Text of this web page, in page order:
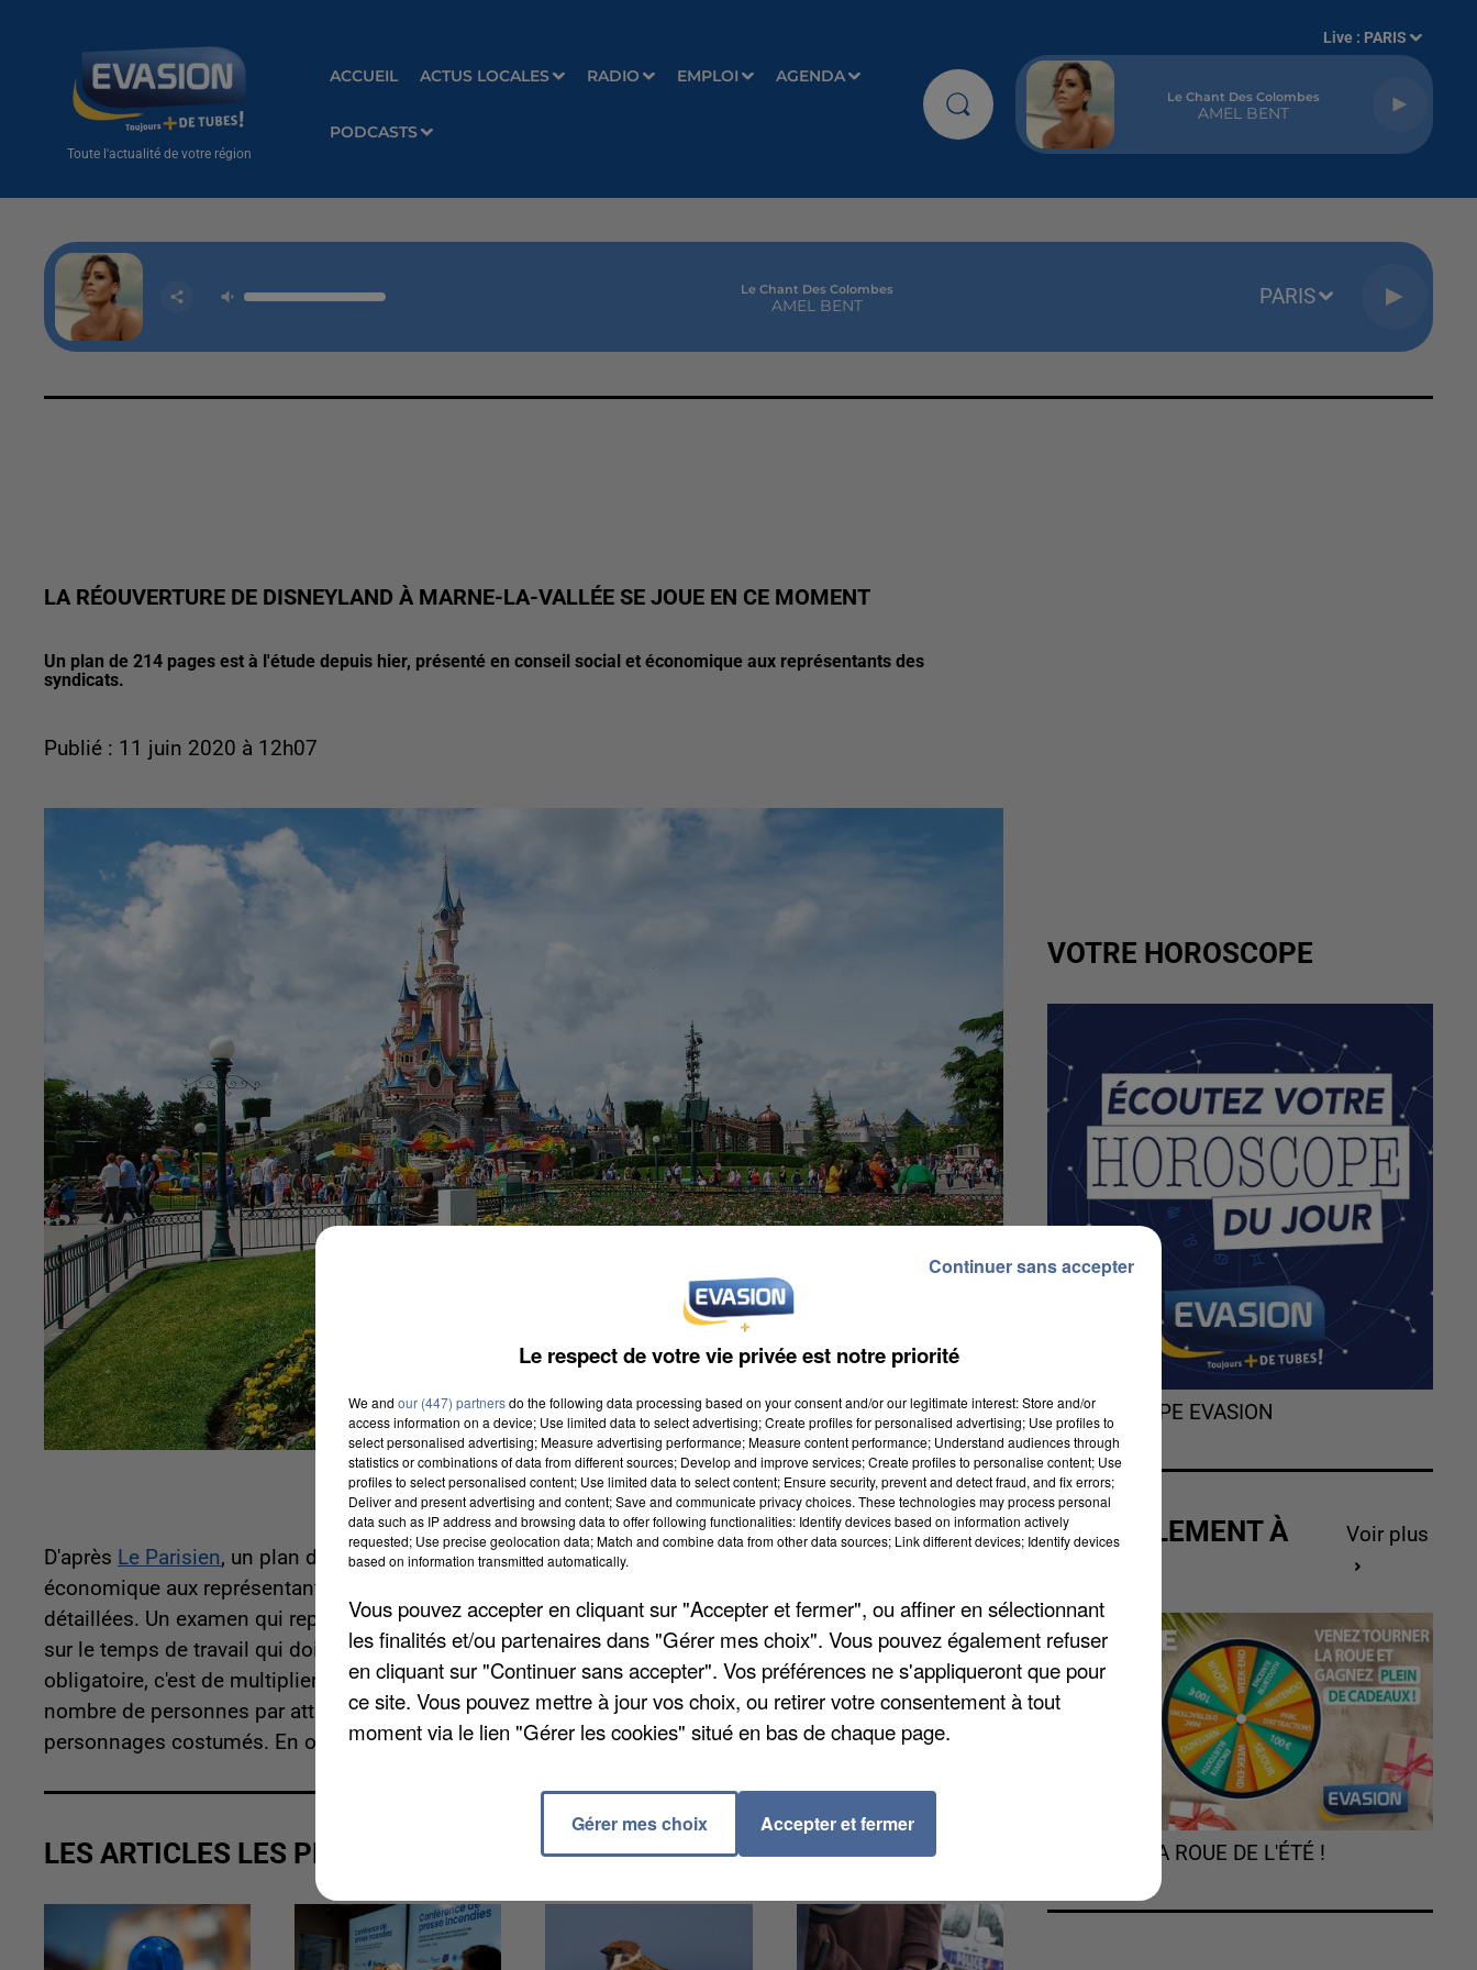
Toute l'actualité de votre région
ACCUEIL ACTUS LOCALES RADIO EMPLOI AGENDA
PODCASTS
Live : PARIS
Le Chant Des Colombes
AMEL BENT
Le Chant Des Colombes
AMEL BENT PARIS
LA RÉOUVERTURE DE DISNEYLAND À MARNE-LA-VALLÉE SE JOUE EN CE MOMENT
Un plan de 214 pages est à l'étude depuis hier, présenté en conseil social et économique aux représentants des
syndicats.
Publié : 11 juin 2020 à 12h07
D'après Le Parisien, un plan de 214 pages est à l'étude depuis hier, présenté en conseil social et
économique aux représentants des syndicats. Les mesures envisagées par la direction y sont
détaillées. Un examen qui reprendra et s'achèvera demain alors qu'aujourd'hui ce sont les négociations
sur le temps de travail qui doivent prendre fin. Ce qui est proposé, en plus du port du masque
obligatoire, c'est de multiplier les contrôles aux entrées et d'intensifier le nettoyage, de limiter le
nombre de personnes par attraction, d'annuler les shows extérieurs ainsi que les rencontres avec des
personnages costumés. En outre, la vente de billets se ferait uniquement sur Internet.
LES ARTICLES LES PLUS VUS
VOTRE HOROSCOPE
L'HOROSCOPE EVASION
ACTUELLEMENT À
Voir plus
TOURNEZ LA ROUE DE L'ÉTÉ !
Le respect de votre vie privée est notre priorité
We and our (447) partnersdo the following data processing based on your consent and/or our legitimate interest: Store and/or
access information on a device; Use limited data to select advertising; Create profiles for personalised advertising; Use profiles to
select personalised advertising; Measure advertising performance; Measure content performance; Understand audiences through
statistics or combinations of data from different sources; Develop and improve services; Create profiles to personalise content; Use
profiles to select personalised content; Use limited data to select content; Ensure security, prevent and detect fraud, and fix errors;
Deliver and present advertising and content; Save and communicate privacy choices. These technologies may process personal
data such as IP address and browsing data to offer following functionalities: Identify devices based on information actively
requested; Use precise geolocation data; Match and combine data from other data sources; Link different devices; Identify devices
based on information transmitted automatically.
Vous pouvez accepter en cliquant sur "Accepter et fermer", ou affiner en sélectionnant
les finalités et/ou partenaires dans "Gérer mes choix". Vous pouvez également refuser
en cliquant sur "Continuer sans accepter". Vos préférences ne s'appliqueront que pour
ce site. Vous pouvez mettre à jour vos choix, ou retirer votre consentement à tout
moment via le lien "Gérer les cookies" situé en bas de chaque page.
Gérer mes choix Accepter et fermer
Continuer sans accepter